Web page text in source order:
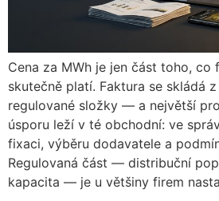
Cena za MWh je jen část toho, co
skutečně platí. Faktura se skládá
regulované složky — a největší
úsporu leží v té obchodní: ve
fixaci, výběru dodavatele a
Regulovaná část — distribuční
kapacita — je u většiny firem